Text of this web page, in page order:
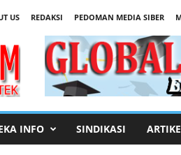
US REDAKSI PEDOMAN MEDIA SIBER
INFO SINDIKASI